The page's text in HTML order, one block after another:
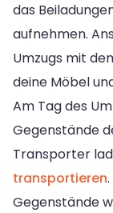
das
aufnehmen.
Umzugs mit
deine Möbel
Am Tag des
Gegenstände
Transporter
transportieren
Gegenstände